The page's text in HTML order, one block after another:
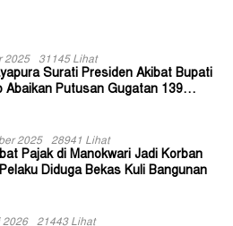
2025 31145 Lihat
Surati Presiden Akibat Bupati
Abaikan Putusan Gugatan 139
2025 28941 Lihat
Pajak di Manokwari Jadi Korban
Diduga Bekas Kuli Bangunan
2026 21443 Lihat